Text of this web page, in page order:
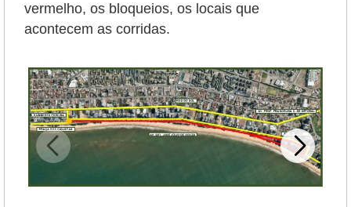
vermelho, os bloqueios, os locais que
acontecem as corridas.